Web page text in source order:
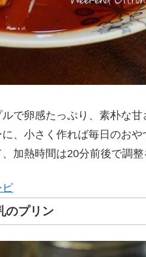
で卵感たっぷり、素朴な
、小さく作れば毎日のお
加熱時間は20分前後で調整
のプリン